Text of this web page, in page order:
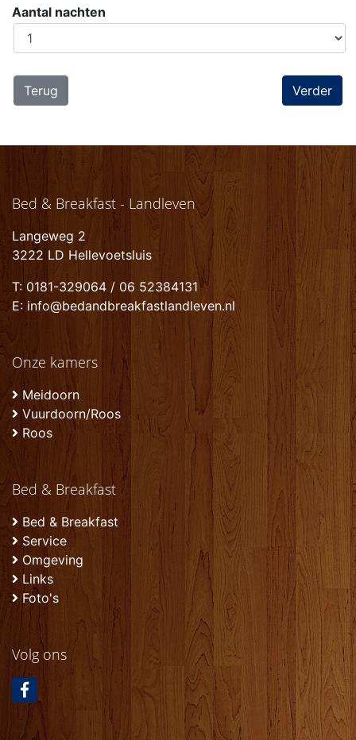
Aantal nachten
Terug
Bed & Breakfast - Landleven
Langeweg 2
3222 LD Hellevoetsluis
T: 0181-329064 / 06 52384131
E: info@bedandbreakfastlandleven.nl
Onze kamers
Meidoorn
Vuurdoorn/Roos
Roos
Bed & Breakfast
Bed & Breakfast
Service
Omgeving
Links
Foto's
Volg ons